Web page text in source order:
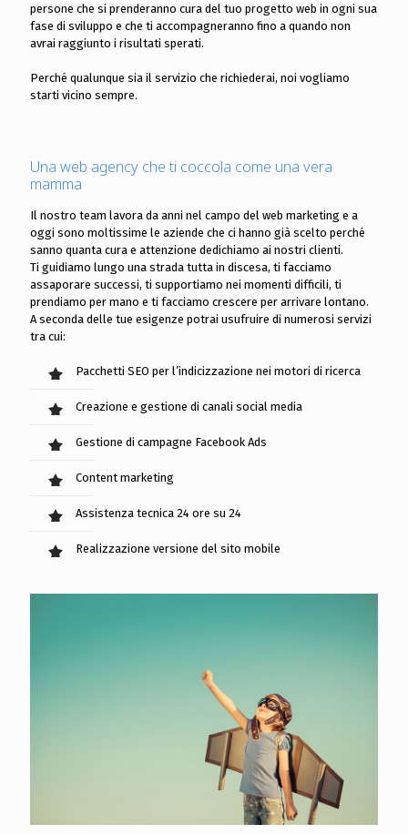
persone che si prenderanno cura del tuo progetto web in ogni sua
fase di sviluppo e che ti accompagneranno fino a quando non
avrai raggiunto i risultati sperati.
Perché qualunque sia il servizio che richiederai, noi vogliamo
starti vicino sempre.
Una web agency che ti coccola come una vera
mamma
Il nostro team lavora da anni nel campo del web marketing e a
oggi sono moltissime le aziende che ci hanno già scelto perché
sanno quanta cura e attenzione dedichiamo ai nostri clienti.
Ti guidiamo lungo una strada tutta in discesa, ti facciamo
assaporare successi, ti supportiamo nei momenti difficili, ti
prendiamo per mano e ti facciamo crescere per arrivare lontano.
A seconda delle tue esigenze potrai usufruire di numerosi servizi
tra cui:
Pacchetti SEO per l’indicizzazione nei motori di ricerca
Creazione e gestione di canali social media
Gestione di campagne Facebook Ads
Content marketing
Assistenza tecnica 24 ore su 24
Realizzazione versione del sito mobile